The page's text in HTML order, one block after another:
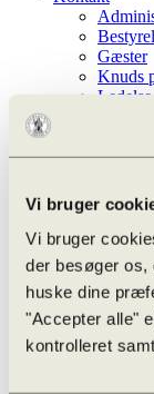
Vi bruger
Vi bruger
der besøger os,
huske dine
"Accepter alle"
kontrolleret
Gæster
Knuds
Ledelse
Aktiviteter
Efter
Aarhus